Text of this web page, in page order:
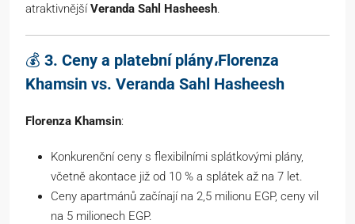
atraktivnějšíVeranda Sahl Hasheesh
💰 3. Ceny a platební plány،Florenza
Khamsin vs. Veranda Sahl Hasheesh
Florenza Khamsin:
Konkurenční ceny s flexibilními splátkovými plány,
včetně akontace již od 10 % a splátek až na 7 let.
Ceny apartmánů začínají na 2,5 milionu EGP, ceny vil
na 5 milionech EGP.